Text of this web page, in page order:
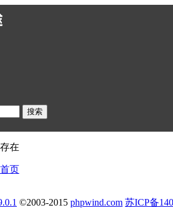
搜索
在
页
©2003-2015 phpwind.com 苏ICP备